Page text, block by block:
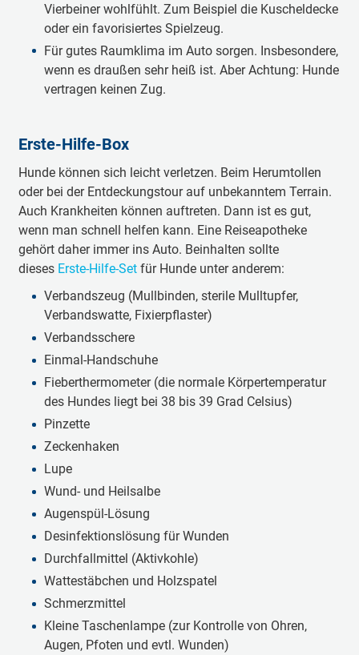
Vierbeiner wohlfühlt. Zum Beispiel die Kuscheldecke
oder ein favorisiertes Spielzeug.
Für gutes Raumklima im Auto sorgen. Insbesondere,
wenn es draußen sehr heiß ist. Aber Achtung: Hunde
vertragen keinen Zug.
Erste-Hilfe-Box
Hunde können sich leicht verletzen. Beim Herumtollen
oder bei der Entdeckungstour auf unbekanntem Terrain.
Auch Krankheiten können auftreten. Dann ist es gut,
wenn man schnell helfen kann. Eine Reiseapotheke
gehört daher immer ins Auto. Beinhalten sollte
dieses Erste-Hilfe-Setfür Hunde unter anderem:
Verbandszeug (Mullbinden, sterile Mulltupfer,
Verbandswatte, Fixierpflaster)
Verbandsschere
Einmal-Handschuhe
Fieberthermometer (die normale Körpertemperatur
des Hundes liegt bei 38 bis 39 Grad Celsius)
Pinzette
Zeckenhaken
Lupe
Wund- und Heilsalbe
Augenspül-Lösung
Desinfektionslösung für Wunden
Durchfallmittel (Aktivkohle)
Wattestäbchen und Holzspatel
Schmerzmittel
Kleine Taschenlampe (zur Kontrolle von Ohren,
Augen, Pfoten und evtl. Wunden)